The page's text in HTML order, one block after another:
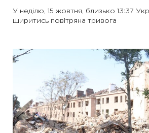
У неділю, 15 жовтня, близько 13:37
ширитись повітряна тривога